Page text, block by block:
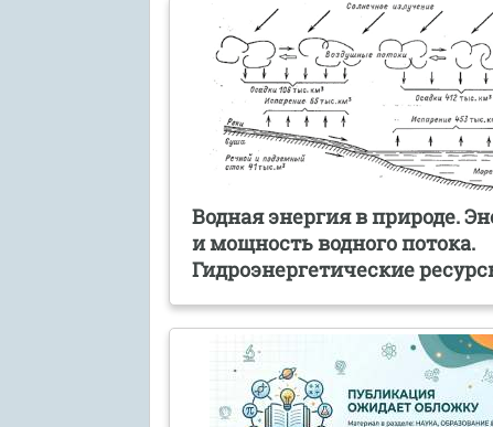
Водная энергия в природе.
и мощность водного потока.
Гидроэнергетические